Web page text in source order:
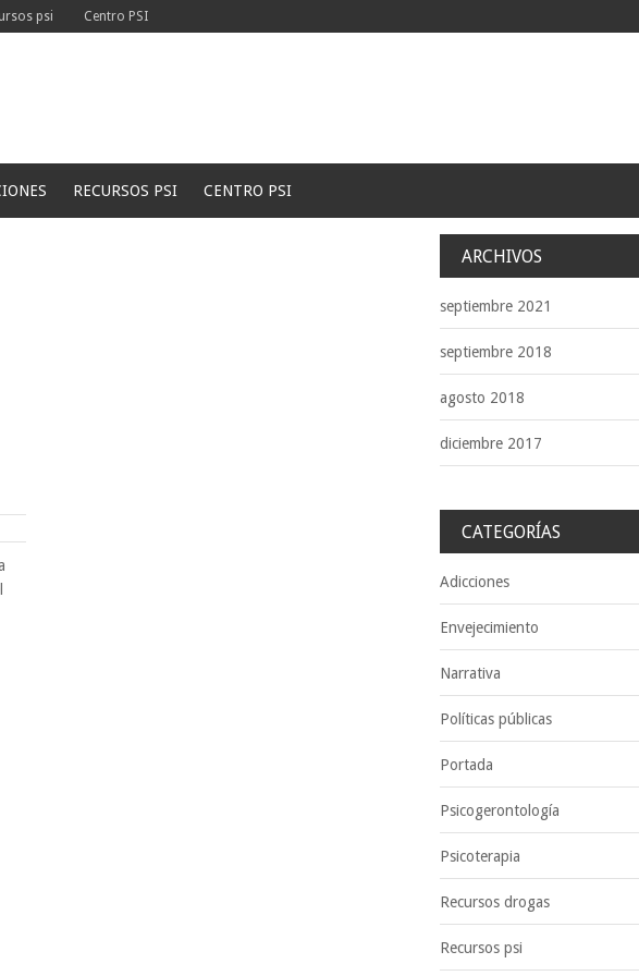
psi Centro PSI
RECURSOS PSI CENTRO PSI
ARCHIVOS
septiembre 2021
septiembre 2018
agosto 2018
diciembre 2017
CATEGORÍAS
Adicciones
Envejecimiento
Narrativa
Políticas públicas
Portada
Psicogerontología
Psicoterapia
Recursos drogas
Recursos psi